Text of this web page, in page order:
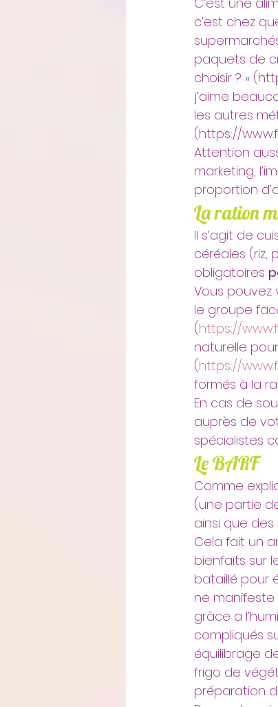
c’est chez
paquets de
choisir ? »
j’aime
les autres
(https://
Attention
marketing,
proportion
La ration
Il s’agit de
céréales (riz,
obligatoires
Vous pouvez
le groupe
(https://
naturelle
(https://
formés à la
En cas de
auprès de
spécialistes
Le BARF
Comme
(une partie
ainsi que des
Cela fait un
bienfaits sur
bataillé pour
ne
grâce a
compliqués
équilibrage
frigo de
préparation